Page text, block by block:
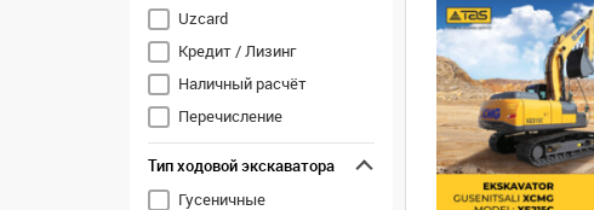
Uzcard
Кредит / Лизинг
Наличный расчёт
Перечисление
Тип ходовой экскаватора
Гусеничные